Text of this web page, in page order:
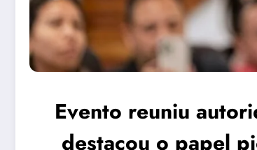
Evento reuniu
destacou o papel